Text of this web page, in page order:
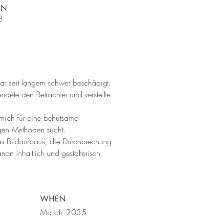
seit langem schwer beschädigt.
den Betrachter und verstellte
für eine behutsame
Methoden sucht.
Bildaufbaus, die Durchbrechung
inhaltlich und gestalterisch
WHEN
March 2035